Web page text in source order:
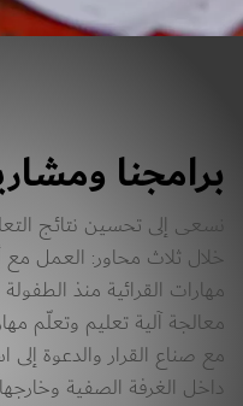
برامجنا
نسعى إلى تحسين نتائج
خلال ثلاث محاور: العمل مع
مهارات القرائية منذ
معالجة آلية تعليم وتعلّم
مع صناع القرار والدعوة إلى
داخل الغرفة الصفية